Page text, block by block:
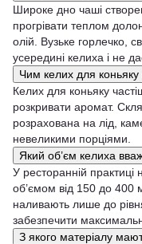
Широке дно чаші
прогрівати теплом
олій. Вузьке горлечко,
усередині келиха і не
Чим келих для коньяку
Келих для коньяку
розкривати аромат.
розрахована на лід,
невеликими порціями.
Який об’єм келиха
У ресторанній практиці
об’ємом від 150 до 400
наливають лише до
забезпечити
З якого матеріалу